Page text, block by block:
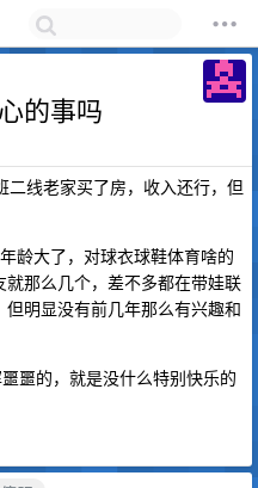
的事吗
线老家买了房，收入还行，但
龄大了，对球衣球鞋体育啥的
那么几个，差不多都在带娃联
明显没有前几年那么有兴趣和
噩的，就是没什么特别快乐的